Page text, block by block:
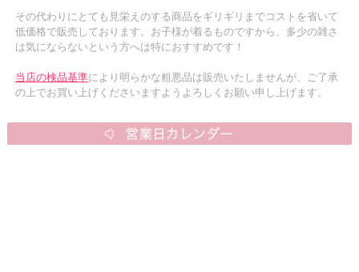
その代わりにとても見栄えのする商品をギリギリまでコストを省いて
低価格で販売しております。お子様が着るものですから、多少の雑さ
は気にならないという方へは特におすすめです！
当店の検品基準により明らかな粗悪品は販売いたしませんが、ご了承
の上でお買い上げくださいますようよろしくお願い申し上げます。